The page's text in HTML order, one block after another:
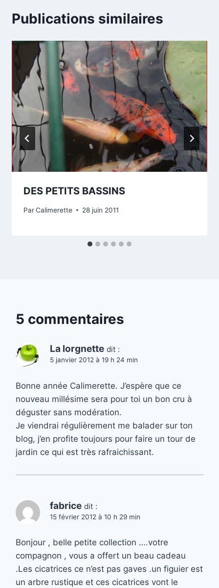
Publications similaires
DES PETITS BASSINS
ParCalimerette 28 juin 2011
5 commentaires
La lorgnette dit :
5 janvier 2012 à 19 h 24 min
Bonne année Calimerette. J’espère que ce
nouveau millésime sera pour toi un bon cru à
déguster sans modération.
Je viendrai régulièrement me balader sur ton
blog, j’en profite toujours pour faire un tour de
jardin ce qui est très rafraichissant.
fabrice dit :
15 février 2012 à 10 h 29 min
Bonjour , belle petite collection ….votre
compagnon , vous a offert un beau cadeau
.Les cicatrices ce n’est pas gaves .un figuier est
un arbre rustique et ces cicatrices vont le